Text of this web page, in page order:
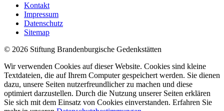
Kontakt
Impressum
Datenschutz
Sitemap
© 2026 Stiftung Brandenburgische Gedenkstätten
Wir verwenden Cookies auf dieser Website. Cookies sind kleine
Textdateien, die auf Ihrem Computer gespeichert werden. Sie dienen
dazu, unsere Seiten nutzerfreundlicher zu machen und diese
optimiert darzustellen. Durch die Nutzung unserer Seiten erklären
Sie sich mit dem Einsatz von Cookies einverstanden. Erfahren Sie